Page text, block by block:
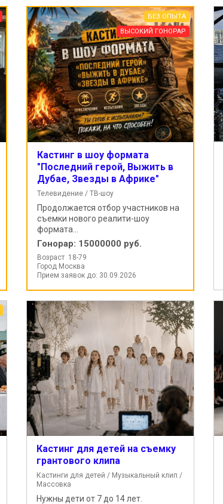
БЕЗ ОПЫТА
ВЫСОКИЙ ГОНОРАР
Кастинг в шоу формата
"Последний герой, Выжить в
Дубае, Звезды в Африке"
Телевидение / ТВ-шоу
Продолжается отбор участников на
съемки нового реалити-шоу
формата...
Гонорар: 15000000 руб.
Возраст 18-79
Город Москва
Прием заявок до: 30.09.2026
Кастинг для детей на съемку
грантового клипа
Кастинги для детей / Музыкальный клип /
Массовка
Нужны дети от 7 до 14 лет.